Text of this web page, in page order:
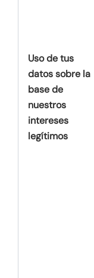
Uso de tus
datos sobre la
base de
nuestros
intereses
legítimos